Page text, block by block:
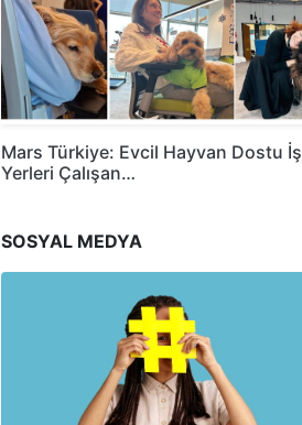
Mars Türkiye: Evcil Hayvan Dostu İş
Yerleri Çalışan…
SOSYAL MEDYA